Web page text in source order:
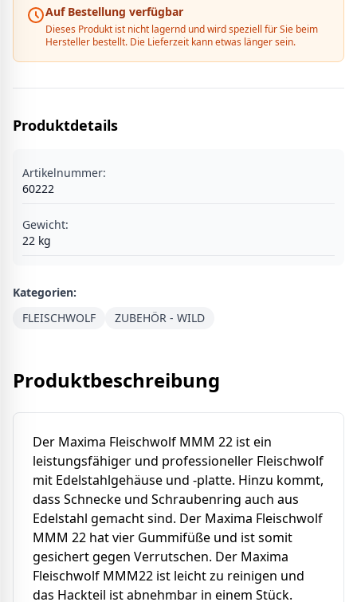
Auf Bestellung verfügbar
Dieses Produkt ist nicht lagernd und wird speziell für Sie beim
Hersteller bestellt. Die Lieferzeit kann etwas länger sein.
Produktdetails
Artikelnummer:
60222
Gewicht:
22 kg
Kategorien:
FLEISCHWOLF
ZUBEHÖR - WILD
Produktbeschreibung
Der Maxima Fleischwolf MMM 22 ist ein
leistungsfähiger und professioneller Fleischwolf
mit Edelstahlgehäuse und -platte. Hinzu kommt,
dass Schnecke und Schraubenring auch aus
Edelstahl gemacht sind. Der Maxima Fleischwolf
MMM 22 hat vier Gummifüße und ist somit
gesichert gegen Verrutschen. Der Maxima
Fleischwolf MMM22 ist leicht zu reinigen und
das Hackteil ist abnehmbar in einem Stück.